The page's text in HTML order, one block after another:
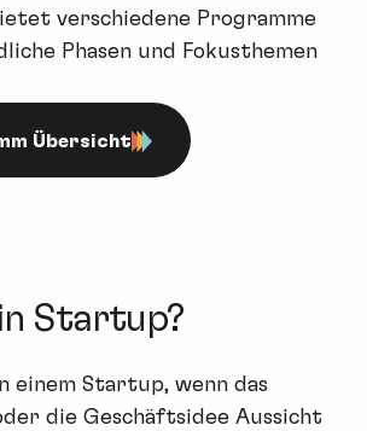
verschiedene Programme
Phasen und Fokusthemen
Übersicht
Startup?
einem Startup, wenn das
die Geschäftsidee Aussicht